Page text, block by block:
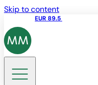
Skip to content
EUR 89.5